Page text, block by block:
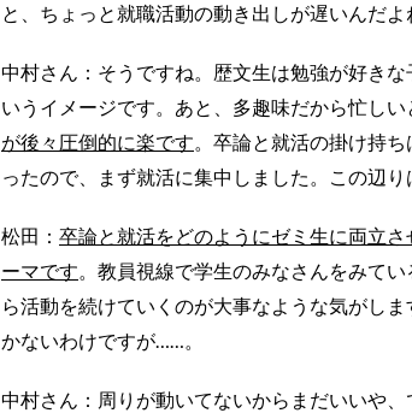
と、ちょっと就職活動の動き出しが遅いんだよ
中村さん：そうですね。歴文生は勉強が好き
いうイメージです。あと、多趣味だから忙しい
が後々圧倒的に楽です。卒論と就活の掛け持
ったので、まず就活に集中しました。この辺
松田： 卒論と就活をどのようにゼミ生に両立
ーマです。教員視線で学生のみなさんをみて
ら活動を続けていくのが大事なような気がし
かないわけですが……。
中村さん：周りが動いてないからまだいいや